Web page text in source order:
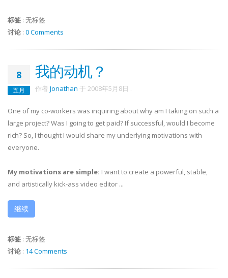
标签 : 无标签
讨论 : 0 Comments
8
五月
我的动机？
作者 Jonathan 于 2008年5月8日 .
One of my co-workers was inquiring about why am I taking on such a
large project? Was I going to get paid? If successful, would I become
rich? So, I thought I would share my underlying motivations with
everyone.
My motivations are simple: I want to create a powerful, stable,
and artistically kick-ass video editor ...
继续
标签 : 无标签
讨论 : 14 Comments